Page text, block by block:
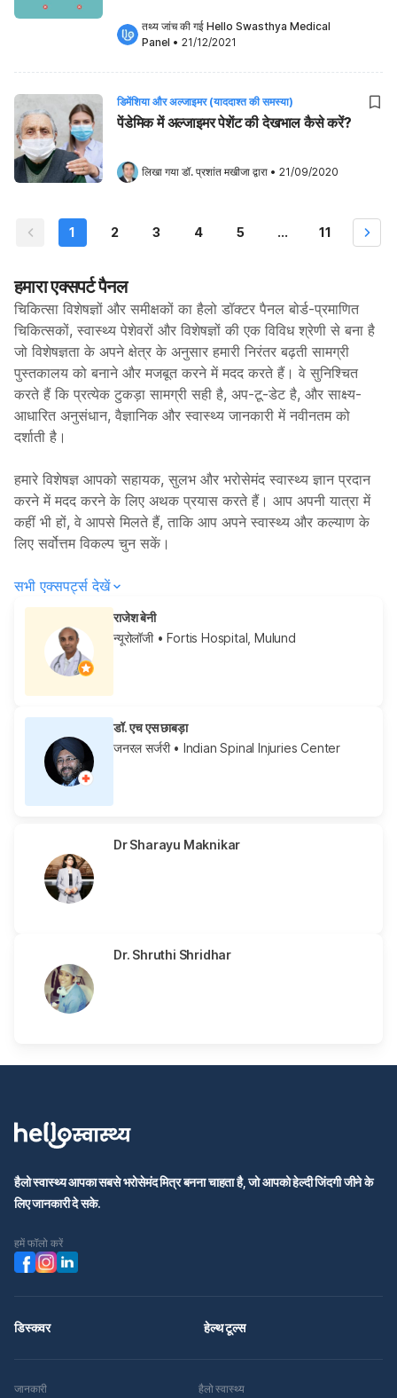
तथ्य जांच की गई Hello Swasthya Medical
Panel • 21/12/2021
डिमेंशिया और अल्जाइमर (याददाश्त की समस्या)
पेंडेमिक में अल्जाइमर पेशेंट की देखभाल कैसे करें?
लिखा गया डॉ. प्रशांत मखीजा द्वारा • 21/09/2020
1 2 3 4 5 ... 11
हमारा एक्सपर्ट पैनल
चिकित्सा विशेषज्ञों और समीक्षकों का हैलो डॉक्टर पैनल बोर्ड-प्रमाणित
चिकित्सकों, स्वास्थ्य पेशेवरों और विशेषज्ञों की एक विविध श्रेणी से बना है
जो विशेषज्ञता के अपने क्षेत्र के अनुसार हमारी निरंतर बढ़ती सामग्री
पुस्तकालय को बनाने और मजबूत करने में मदद करते हैं। वे सुनिश्चित
करते हैं कि प्रत्येक टुकड़ा सामग्री सही है, अप-टू-डेट है, और साक्ष्य-
आधारित अनुसंधान, वैज्ञानिक और स्वास्थ्य जानकारी में नवीनतम को
दर्शाती है।
हमारे विशेषज्ञ आपको सहायक, सुलभ और भरोसेमंद स्वास्थ्य ज्ञान प्रदान
करने में मदद करने के लिए अथक प्रयास करते हैं। आप अपनी यात्रा में
कहीं भी हों, वे आपसे मिलते हैं, ताकि आप अपने स्वास्थ्य और कल्याण के
लिए सर्वोत्तम विकल्प चुन सकें।
सभी एक्सपर्ट्स देखें
राजेश बेनी
न्यूरोलॉजी• Fortis Hospital, Mulund
डॉ. एच एस छाबड़ा
जनरल सर्जरी• Indian Spinal Injuries Center
Dr Sharayu Maknikar
Dr. Shruthi Shridhar
हैलो स्वास्थ्य आपका सबसे भरोसेमंद मित्र बनना चाहता है, जो आपको हेल्दी जिंदगी जीने के
लिए जानकारी दे सके.
हमें फॉलो करें
डिस्कवर हेल्थ टूल्स
जानकारी हैलो स्वास्थ्य